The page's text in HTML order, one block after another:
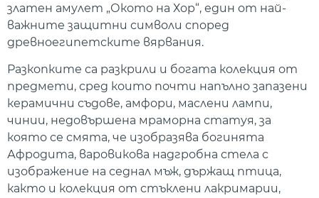
златен амулет „Окото на Хор“, един от най-
важните защитни символи според
древноегипетските вярвания.
Разкопките са разкрили и богата колекция от
предмети, сред които почти напълно запазени
керамични съдове, амфори, маслени лампи,
чинии, недовършена мраморна статуя, за
която се смята, че изобразява богинята
Афродита, варовикова надгробна стела с
изображение на седнал мъж, държащ птица,
както и колекция от стъклени лакримарии,